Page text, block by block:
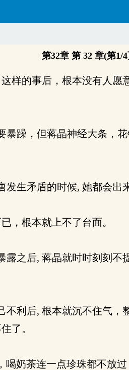
第32章 第 32 章(第1/
样的事后，根本没有人
躁，但蒋晶神经大条，
生矛盾的时候, 她都会出
，根本就上不了台面。
之后, 蒋晶就时时刻刻
利后, 根本就沉不住气
了。
奶茶连一点珍珠都不放